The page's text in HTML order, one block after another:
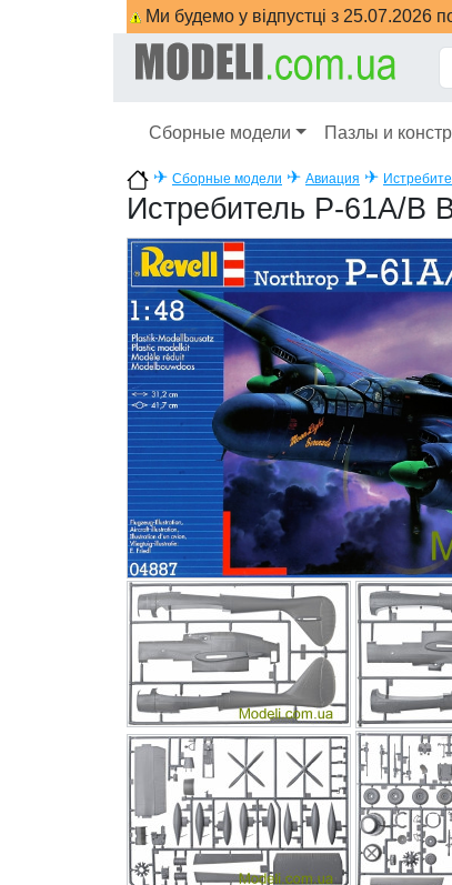
Ми будемо у відпустці з 25.07.2026
Сборные модели Пазлы и
✈ Сборные модели ✈ Авиация ✈
Истребитель P-61A/B